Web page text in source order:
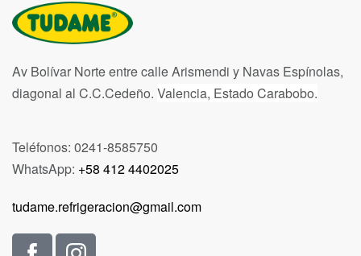
Av Bolívar Norte entre calle Arismendi y Navas Espínolas,
diagonal al C.C.Cedeño. Valencia, Estado Carabobo.
Teléfonos: 0241-8585750
WhatsApp: +58 412 4402025
tudame.refrigeracion@gmail.com